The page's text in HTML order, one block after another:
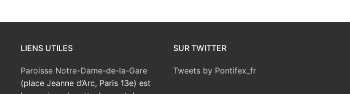
LIENS UTILES
Paroisse Notre-Dame-de-la-Gare
(place Jeanne d’Arc, Paris 13e) est
SUR TWITTER
Tweets by Pontifex_fr